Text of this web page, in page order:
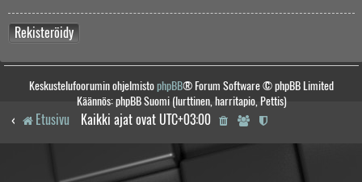
Rekisteröidy
Keskustelufoorumin ohjelmistophpBB® Forum Software © phpBB Limited
Käännös: phpBB Suomi (lurttinen, harritapio, Pettis)
Etusivu Kaikki ajat ovat UTC+03:00